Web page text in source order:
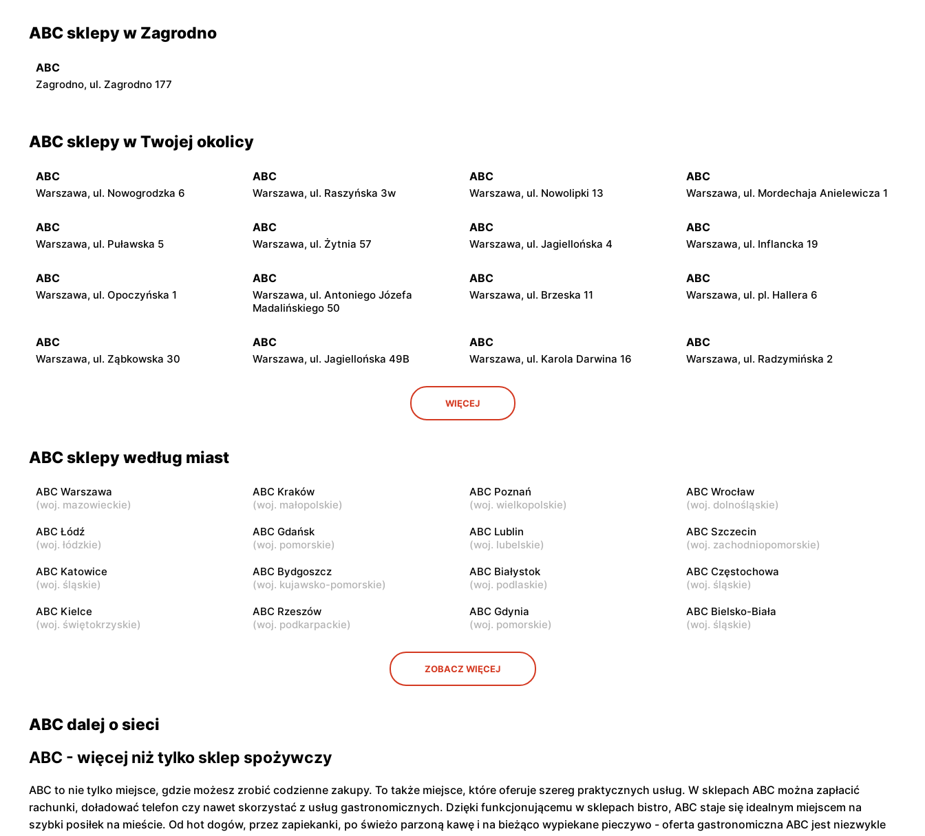
ABC sklepy w Zagrodno
ABC
Zagrodno, ul. Zagrodno 177
ABC sklepy w Twojej okolicy
ABC
Warszawa, ul. Nowogrodzka 6
ABC
Warszawa, ul. Raszyńska 3w
ABC
Warszawa, ul. Nowolipki 13
ABC
Warszawa, ul. Mordechaja Anielewicza 1
ABC
Warszawa, ul. Puławska 5
ABC
Warszawa, ul. Żytnia 57
ABC
Warszawa, ul. Jagiellońska 4
ABC
Warszawa, ul. Inflancka 19
ABC
Warszawa, ul. Opoczyńska 1
ABC
Warszawa, ul. Antoniego Józefa
Madalińskiego 50
ABC
Warszawa, ul. Brzeska 11
ABC
Warszawa, ul. pl. Hallera 6
ABC
Warszawa, ul. Ząbkowska 30
ABC
Warszawa, ul. Jagiellońska 49B
ABC
Warszawa, ul. Karola Darwina 16
ABC
Warszawa, ul. Radzymińska 2
Warszawa, ul. Grochowska 321
Warszawa, ul. Kowieńska 20
ABC
Warszawa, ul. Staniewicka 24
ABC
Warszawa, ul. Ludwika Kickiego 12
ABC
Warszawa, ul. Grenadierów 2
ABC
Warszawa, ul. Jana Kochanowskiego 39
ABC ABC ABC ABC
WIĘCEJ
ABC sklepy według miast
ABC Warszawa
(woj. mazowieckie)
ABC Kraków
(woj. małopolskie)
ABC Poznań
(woj. wielkopolskie)
ABC Wrocław
(woj. dolnośląskie)
ABC Łódź
(woj. łódzkie)
ABC Gdańsk
(woj. pomorskie)
ABC Lublin
(woj. lubelskie)
ABC Szczecin
(woj. zachodniopomorskie)
ABC Katowice
(woj. śląskie)
ABC Bydgoszcz
(woj. kujawsko-pomorskie)
ABC Białystok
(woj. podlaskie)
ABC Częstochowa
(woj. śląskie)
ABC Kielce
(woj. świętokrzyskie)
ABC Rzeszów
(woj. podkarpackie)
ABC Gdynia
(woj. pomorskie)
ABC Bielsko-Biała
(woj. śląskie)
ZOBACZ WIĘCEJ
ABC dalej o sieci
ABC - więcej niż tylko sklep spożywczy
ABC to nie tylko miejsce, gdzie możesz zrobić codzienne zakupy. To także miejsce, które oferuje szereg praktycznych usług. W sklepach ABC można zapłacić
rachunki, doładować telefon czy nawet skorzystać z usług gastronomicznych. Dzięki funkcjonującemu w sklepach bistro, ABC staje się idealnym miejscem na
szybki posiłek na mieście. Od hot dogów, przez zapiekanki, po świeżo parzoną kawę i na bieżąco wypiekane pieczywo - oferta gastronomiczna ABC jest niezwykle